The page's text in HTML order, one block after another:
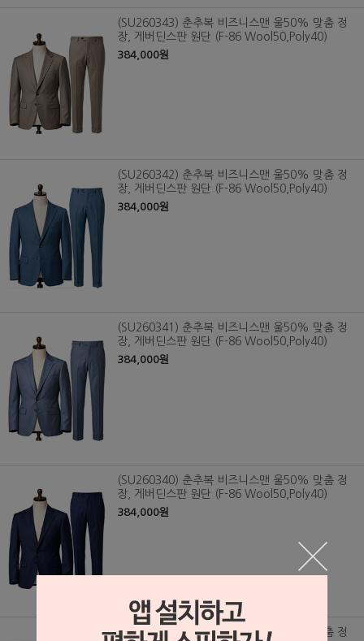
(SU260343) 춘추복 비즈니스맨 울50% 맞춤 정
장, 게버딘스판 원단 (F-86 Wool50,Poly40)
384,000원
(SU260342) 춘추복 비즈니스맨 울50% 맞춤 정
장, 게버딘스판 원단 (F-86 Wool50,Poly40)
384,000원
(SU260341) 춘추복 비즈니스맨 울50% 맞춤 정
장, 게버딘스판 원단 (F-86 Wool50,Poly40)
384,000원
(SU260340) 춘추복 비즈니스맨 울50% 맞춤 정
장, 게버딘스판 원단 (F-86 Wool50,Poly40)
384,000원
(SU260339) 춘추복 비즈니스맨 울50% 맞춤 정